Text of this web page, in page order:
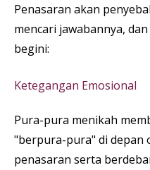
Penasaran akan
mencari jawabannya,
begini:
Ketegangan Emosional
Pura-pura menikah
"berpura-pura" di depan
penasaran serta